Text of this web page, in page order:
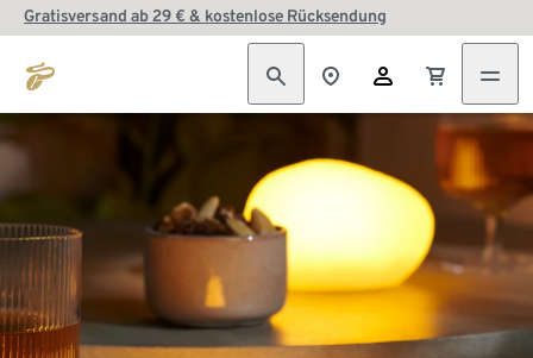
Gratisversand ab 29 € & kostenlose Rücksendung